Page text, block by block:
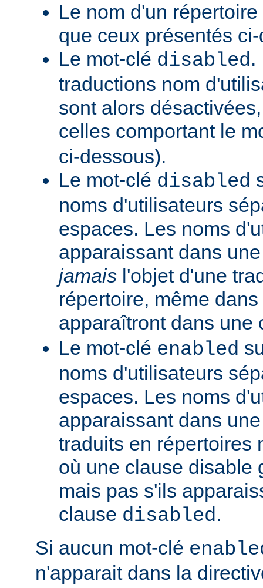
Le nom d'un
que ceux présentés
Le mot-clé disabled.
traductions nom
sont alors
celles comportant le
ci-dessous).
Le mot-clé disabled
noms d'utilisateurs
espaces. Les noms
apparaissant dans
jamais l'objet d'une
répertoire, même
apparaîtront dans une
Le mot-clé enabled
noms d'utilisateurs
espaces. Les noms
apparaissant dans
traduits en répertoires
où une clause disable
mais pas s'ils
clause disabled.
Si aucun mot-clé
n'apparait dans la